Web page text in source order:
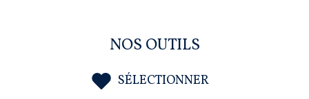
NOS OUTILS
SÉLECTIONNER